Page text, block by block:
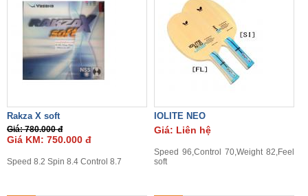
Rakza X soft
Giá: 780.000 đ
Giá KM: 750.000 đ
Speed 8.2 Spin 8.4 Control 8.7
IOLITE NEO
Giá: Liên hệ
Speed 96,Control 70,Weight 82,Feel
soft